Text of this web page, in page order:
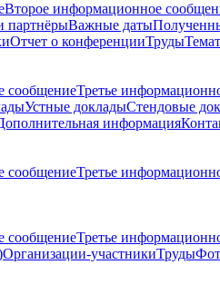
Второе информационное
партнёрыВажные даты
Отчет о конференцииТруды
сообщениеТретье
Устные докладыСтендовые
информация
сообщениеТретье
сообщениеТретье
Организации-участникиТруды